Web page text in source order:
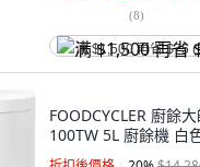
(8)
满 $1,500 再省 $75 (
FOODCYCLER 廚餘
100TW 5L 廚餘機 白